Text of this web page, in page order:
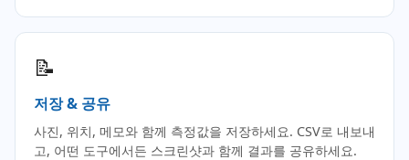
📝
저장 & 공유
사진, 위치, 메모와 함께 측정값을 저장하세요. CSV로 내보내
고, 어떤 도구에서든 스크린샷과 함께 결과를 공유하세요.